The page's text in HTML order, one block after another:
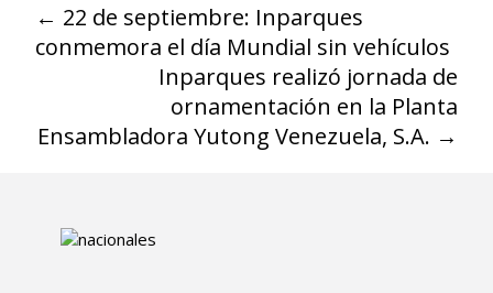
← 22 de septiembre: Inparques
conmemora el día Mundial sin vehículos
Inparques realizó jornada de
ornamentación en la Planta
Ensambladora Yutong Venezuela, S.A. →